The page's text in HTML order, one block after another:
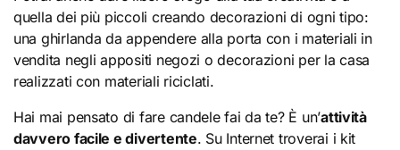
quella dei più piccoli creando decorazioni di ogni tipo:
una ghirlanda da appendere alla porta con i materiali in
vendita negli appositi negozi o decorazioni per la casa
realizzati con materiali riciclati.
Hai mai pensato di fare candele fai da te? È un’attività
davvero facile e divertente. Su Internet troverai i kit